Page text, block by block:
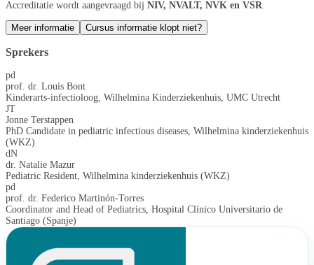
Accreditatie wordt aangevraagd bij NIV, NVALT, NVK en VSR
Meer informatie Cursus informatie klopt niet?
Sprekers
pd
prof. dr. Louis Bont
Kinderarts-infectioloog, Wilhelmina Kinderziekenhuis, UMC Utrecht
JT
Jonne Terstappen
PhD Candidate in pediatric infectious diseases, Wilhelmina kinderziekenhuis
(WKZ)
dN
dr. Natalie Mazur
Pediatric Resident, Wilhelmina kinderziekenhuis (WKZ)
pd
prof. dr. Federico Martinón-Torres
Coordinator and Head of Pediatrics, Hospital Clínico Universitario de
Santiago (Spanje)